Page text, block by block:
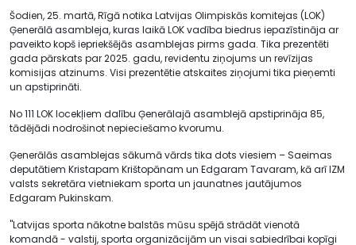
Šodien, 25. martā, Rīgā notika Latvijas Olimpiskās komitejas (LOK)
Ģenerālā asambleja, kuras laikā LOK vadība biedrus iepazīstināja ar
paveikto kopš iepriekšējās asamblejas pirms gada. Tika prezentēti
gada pārskats par 2025. gadu, revidentu ziņojums un revīzijas
komisijas atzinums. Visi prezentētie atskaites ziņojumi tika pieņemti
un apstiprināti.
No 111 LOK locekļiem dalību Ģenerālajā asamblejā apstiprināja 85,
tādējādi nodrošinot nepieciešamo kvorumu.
Ģenerālās asamblejas sākumā vārds tika dots viesiem – Saeimas
deputātiem Kristapam Krištopānam un Edgaram Tavaram, kā arī IZM
valsts sekretāra vietniekam sporta un jaunatnes jautājumos
Edgaram Pukinskam.
"Latvijas sporta nākotne balstās mūsu spējā strādāt vienotā
komandā - valstij, sporta organizācijām un visai sabiedrībai kopīgi